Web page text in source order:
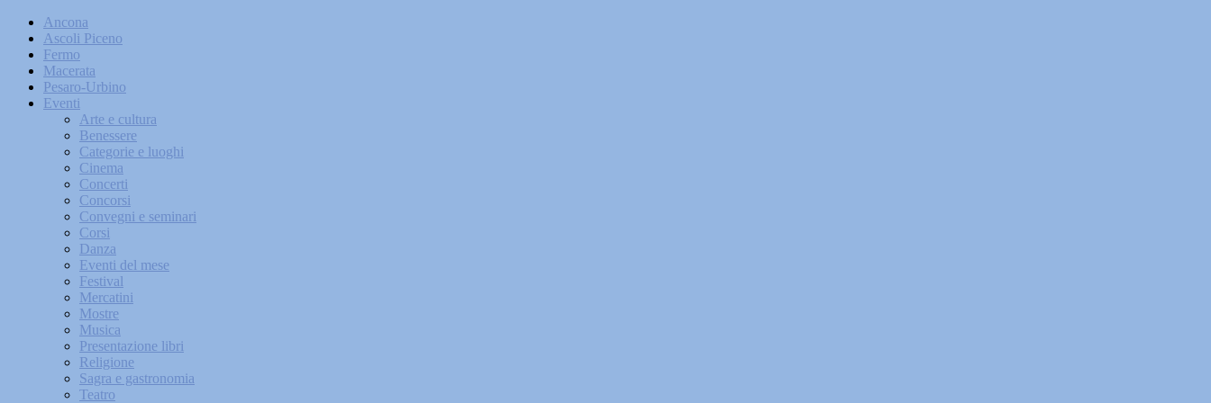
Ancona
Ascoli Piceno
Fermo
Macerata
Pesaro-Urbino
Eventi
Arte e cultura
Benessere
Categorie e luoghi
Cinema
Concerti
Concorsi
Convegni e seminari
Corsi
Danza
Eventi del mese
Festival
Mercatini
Mostre
Musica
Presentazione libri
Religione
Sagra e gastronomia
Teatro